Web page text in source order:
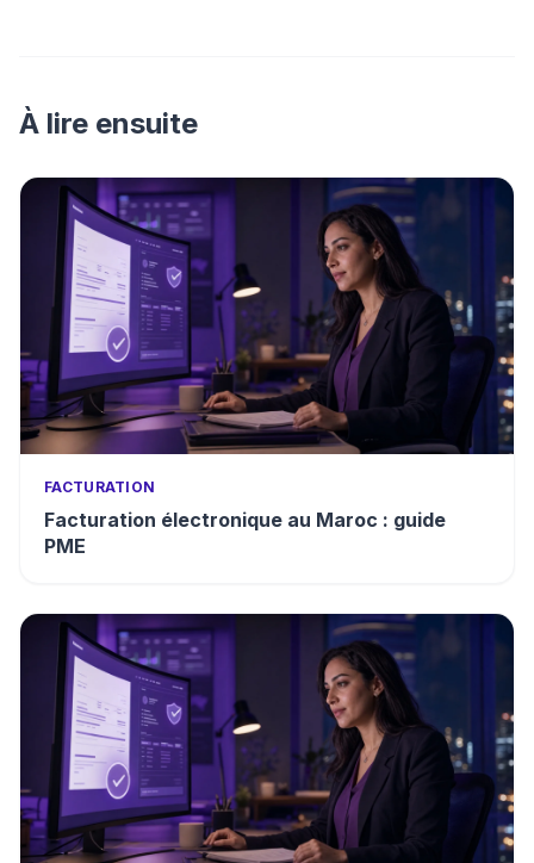
À lire ensuite
FACTURATION
Facturation électronique au Maroc : guide
PME